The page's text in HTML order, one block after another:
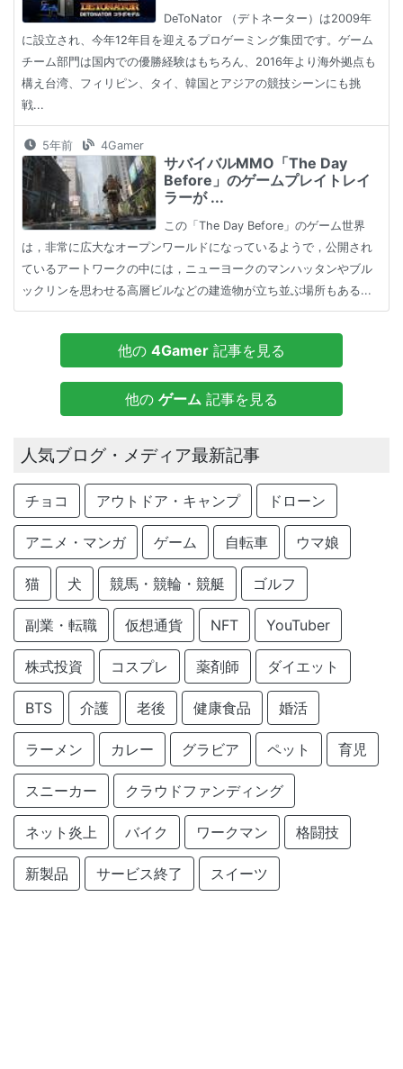
DeToNator （デトネーター）は2009年
に設立され、今年12年目を迎えるプロゲーミング集団です。ゲーム
チーム部門は国内での優勝経験はもちろん、2016年より海外拠点も
構え台湾、フィリピン、タイ、韓国とアジアの競技シーンにも挑
戦...
5年前 4Gamer
サバイバルMMO「The Day
Before」のゲームプレイトレイ
ラーが ...
この「The Day Before」のゲーム世界
は，非常に広大なオープンワールドになっているようで，公開され
ているアートワークの中には，ニューヨークのマンハッタンやブル
ックリンを思わせる高層ビルなどの建造物が立ち並ぶ場所もある...
他の 4Gamer 記事を見る
他の ゲーム 記事を見る
人気ブログ・メディア最新記事
チョコ アウトドア・キャンプ ドローン
アニメ・マンガ ゲーム 自転車 ウマ娘
猫 犬 競馬・競輪・競艇 ゴルフ
副業・転職 仮想通貨 NFT YouTuber
株式投資 コスプレ 薬剤師 ダイエット
BTS 介護 老後 健康食品 婚活
ラーメン カレー グラビア ペット 育児
スニーカー クラウドファンディング
ネット炎上 バイク ワークマン 格闘技
新製品 サービス終了 スイーツ